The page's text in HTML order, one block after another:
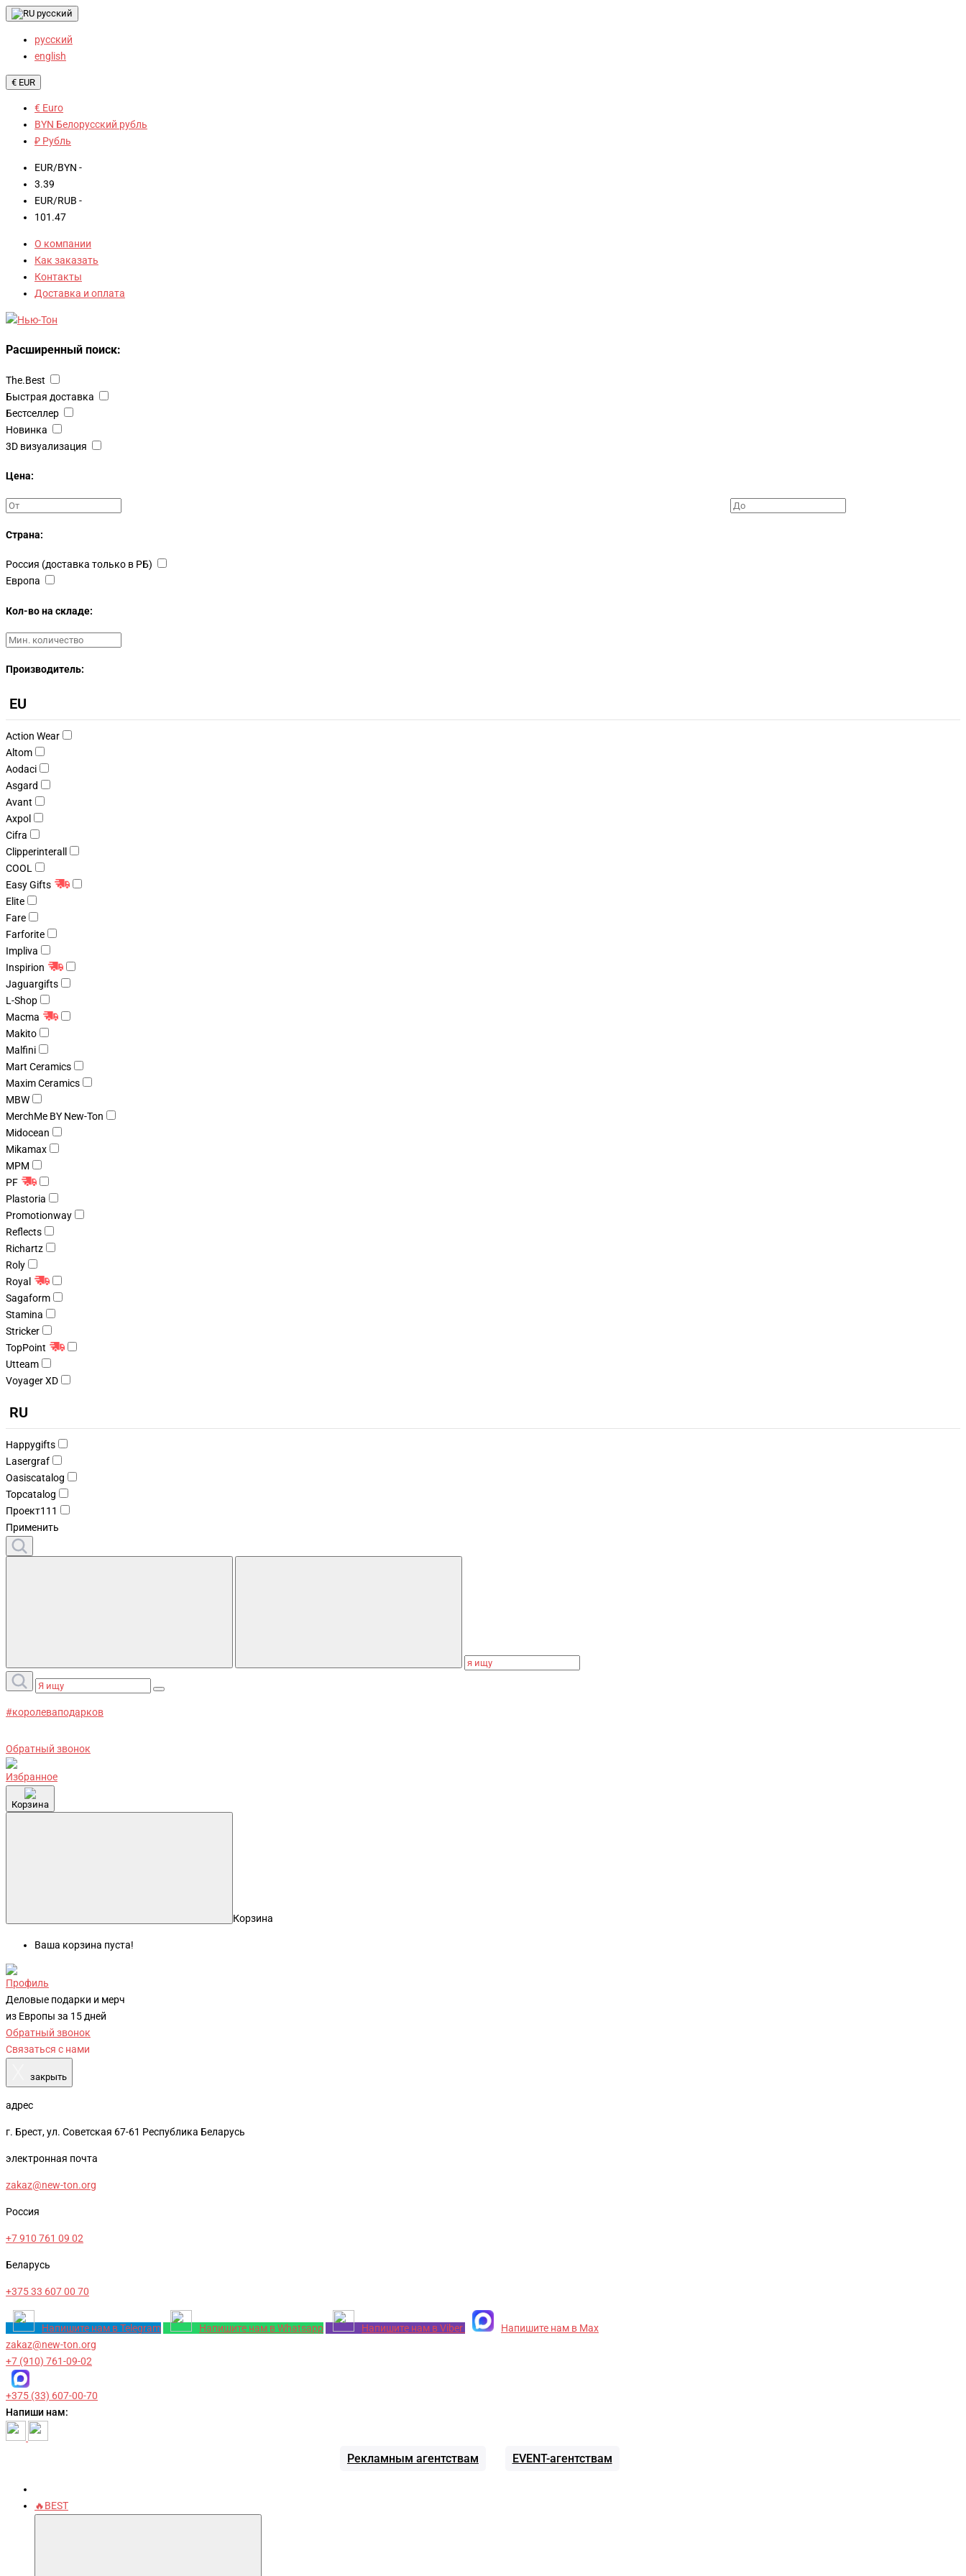
русский
русский
english
€ EUR
€ Euro
BYN Белорусский рубль
₽ Рубль
EUR/BYN -
3.39
EUR/RUB -
101.47
О компании
Как заказать
Контакты
Доставка и оплата
Расширенный поиск:
The.Best
Быстрая доставка
Бестселлер
Новинка
3D визуализация
Цена:
Страна:
Россия (доставка только в РБ)
Европа
Кол-во на складе:
Производитель:
EU
Action Wear
Altom
Aodaci
Asgard
Avant
Axpol
Cifra
Clipperinterall
COOL
Easy Gifts
Elite
Fare
Farforite
Impliva
Inspirion
Jaguargifts
L-Shop
Macma
Makito
Malfini
Mart Ceramics
Maxim Ceramics
MBW
MerchMe BY New-Ton
Midocean
Mikamax
MPM
PF
Plastoria
Promotionway
Reflects
Richartz
Roly
Royal
Sagaform
Stamina
Stricker
TopPoint
Utteam
Voyager XD
RU
Happygifts
Lasergraf
Oasiscatalog
Topcatalog
Проект111
Применить
#королеваподарков
Обратный звонок
Избранное
Корзина
Корзина
Ваша корзина пуста!
Профиль
Деловые подарки и мерч
из Европы за 15 дней
Обратный звонок
Связаться с нами
закрыть
адрес
г. Брест, ул. Советская 67-61 Республика Беларусь
электронная почта
zakaz@new-ton.org
Россия
+7 910 761 09 02
Беларусь
+375 33 607 00 70
Напишите нам в Telegram Напишите нам в Whatsapp Напишите нам в Viber
Напишите нам в Max
zakaz@new-ton.org
+7 (910) 761-09-02
+375 (33) 607-00-70
Напиши нам:
Рекламным агентствам EVENT-агентствам
🔥BEST